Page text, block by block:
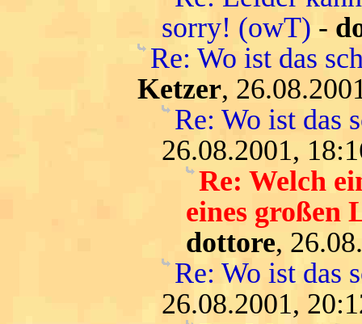
sorry! (owT) -
Re: Wo ist das
Ketzer,
Re: Wo ist das
26.08.2001,
Re: Welch
eines großen
dottore,
Re: Wo ist das
26.08.2001,